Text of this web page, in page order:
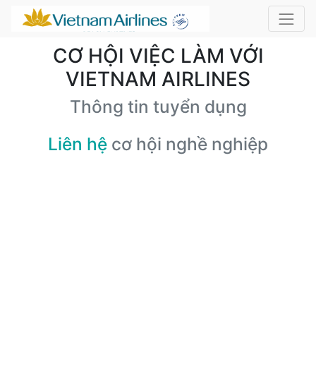
CƠ HỘI VIỆC LÀM VỚI
VIETNAM AIRLINES
Thông tin tuyển dụng
Liên hệ cơ hội nghề nghiệp